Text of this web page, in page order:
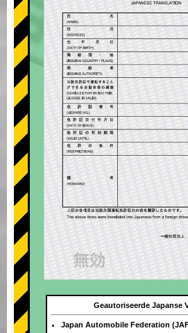
Geautoriseerde Japanse
Japan Automobile Federation